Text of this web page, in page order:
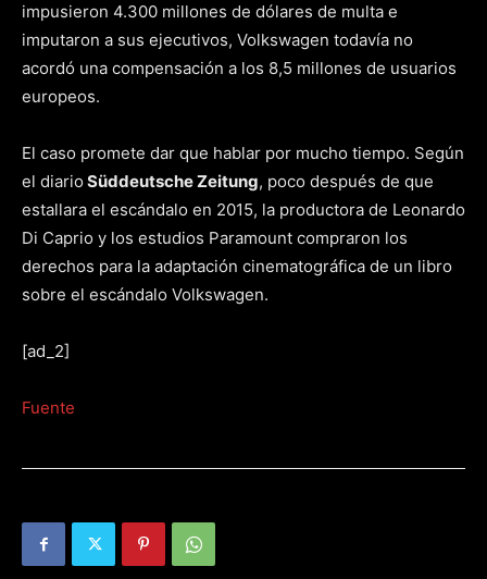
impusieron 4.300 millones de dólares de multa e
imputaron a sus ejecutivos, Volkswagen todavía no
acordó una compensación a los 8,5 millones de usuarios
europeos.
El caso promete dar que hablar por mucho tiempo. Según
el diario Süddeutsche Zeitung, poco después de que
estallara el escándalo en 2015, la productora de Leonardo
Di Caprio y los estudios Paramount compraron los
derechos para la adaptación cinematográfica de un libro
sobre el escándalo Volkswagen.
[ad_2]
Fuente